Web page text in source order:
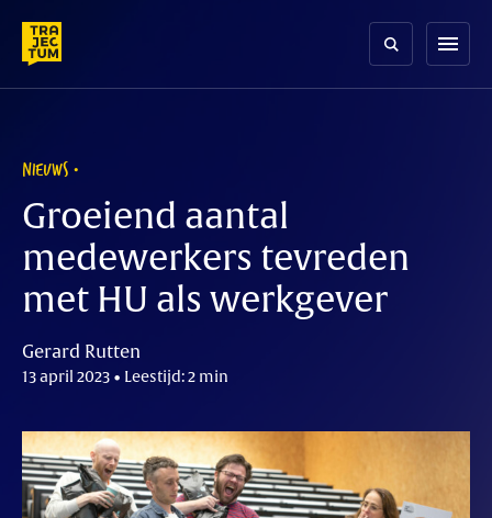
content
menu
NIEUWS
Groeiend aantal
medewerkers tevreden
met HU als werkgever
Gerard Rutten
13 april 2023 • Leestijd: 2 min